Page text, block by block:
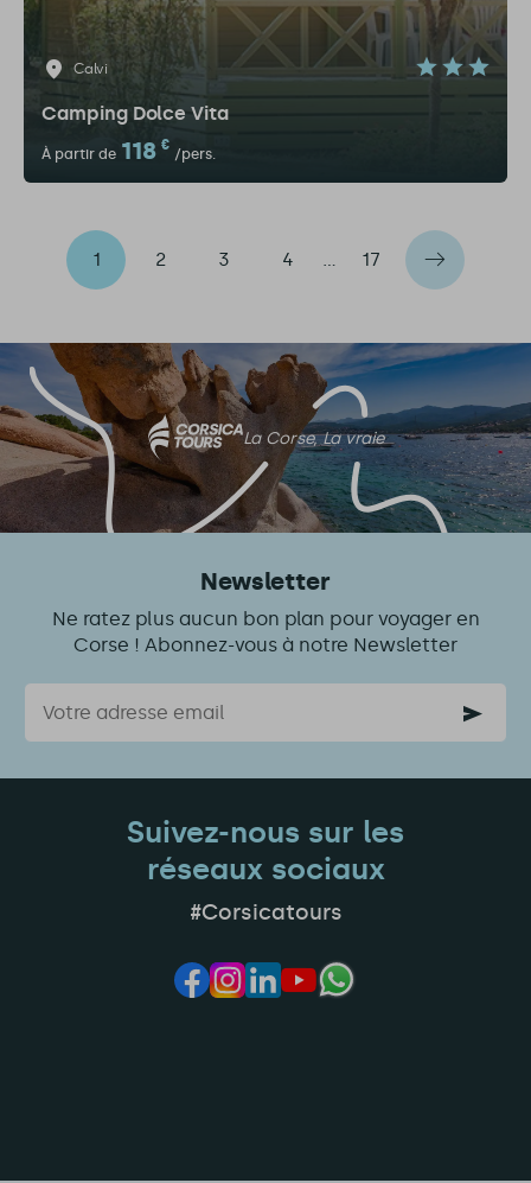
Calvi
Camping Dolce Vita
À partir de 118 €
/pers.
1 2 3 4 … 17
La Corse, La vraie
Newsletter
Ne ratez plus aucun bon plan pour voyager en
Corse ! Abonnez-vous à notre Newsletter
Courriel
Suivez-nous sur les
réseaux sociaux
#Corsicatours